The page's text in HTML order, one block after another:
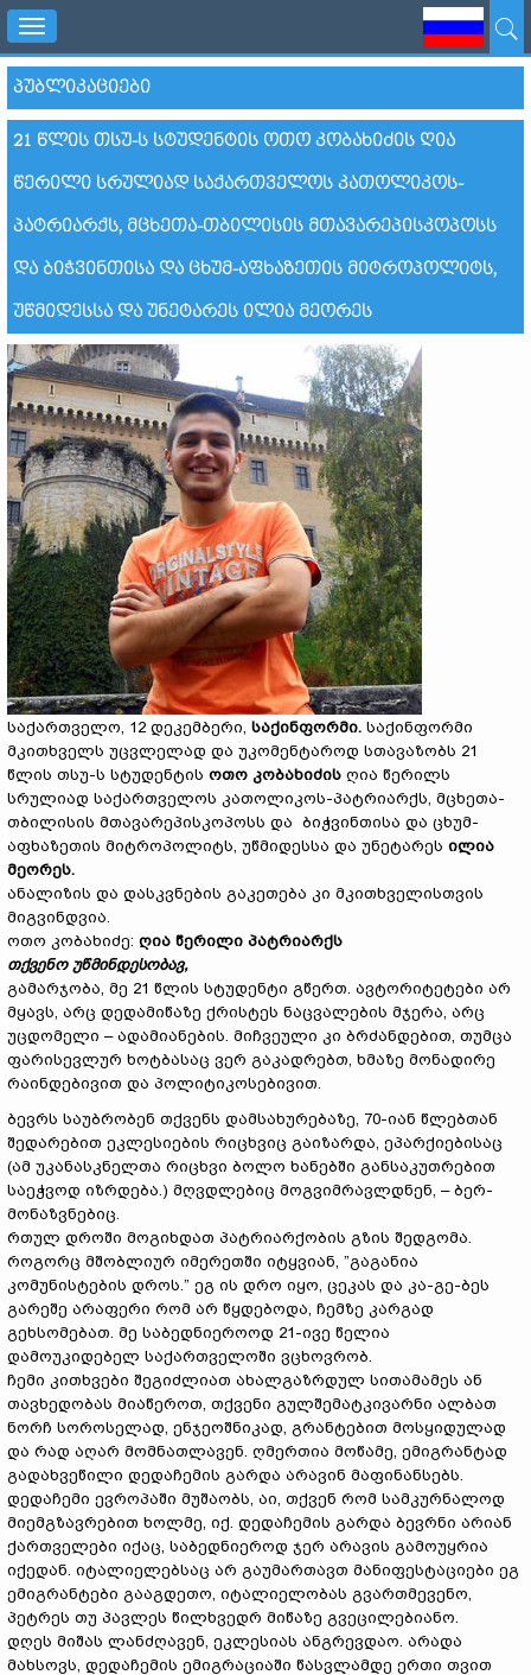
Toggle
navigation
ᲞᲣᲑᲚᲘᲙᲐᲪᲘᲔᲑᲘ
21 ᲬᲚᲘᲡ ᲗᲡᲣ-Ს ᲡᲢᲣᲓᲔᲜᲢᲘᲡ ᲝᲗᲝ ᲙᲝᲑᲐᲮᲘᲫᲘᲡ ᲦᲘᲐ
ᲬᲔᲠᲘᲚᲘ ᲡᲠᲣᲚᲘᲐᲓ ᲡᲐᲥᲐᲠᲗᲕᲔᲚᲝᲡ ᲙᲐᲗᲝᲚᲘᲙᲝᲡ-
ᲞᲐᲢᲠᲘᲐᲠᲥᲡ, ᲛᲪᲮᲔᲗᲐ-ᲗᲑᲘᲚᲘᲡᲘᲡ ᲛᲗᲐᲕᲐᲠᲔᲞᲘᲡᲙᲝᲞᲝᲡᲡ
ᲓᲐ ᲑᲘᲭᲕᲘᲜᲗᲘᲡᲐ ᲓᲐ ᲪᲮᲣᲛ-ᲐᲤᲮᲐᲖᲔᲗᲘᲡ ᲛᲘᲢᲠᲝᲞᲝᲚᲘᲢᲡ,
ᲣᲬᲛᲘᲓᲔᲡᲡᲐ ᲓᲐ ᲣᲜᲔᲢᲐᲠᲔᲡ ᲘᲚᲘᲐ ᲛᲔᲝᲠᲔᲡ
საქართველო, 12 დეკემბერი, საქინფორმი. საქინფორმი
მკითხველს უცვლელად და უკომენტაროდ სთავაზობს 21
წლის თსუ-ს სტუდენტის ოთო კობახიძის ღია წერილს
სრულიად საქართველოს კათოლიკოს-პატრიარქს, მცხეთა-
თბილისის მთავარეპისკოპოსს და ბიჭვინთისა და ცხუმ-
აფხაზეთის მიტროპოლიტს, უწმიდესსა და უნეტარეს ილია
მეორეს.
ანალიზის და დასკვნების გაკეთება კი მკითხველისთვის
მიგვინდვია.
ოთო კობახიძე: ღია წერილი პატრიარქს
თქვენო უწმინდესობავ,
გამარჯობა, მე 21 წლის სტუდენტი გწერთ. ავტორიტეტები არ
მყავს, არც დედამიწაზე ქრისტეს ნაცვალების მჯერა, არც
უცდომელი – ადამიანების. მიჩვეული კი ბრძანდებით, თუმცა
ფარისევლურ ხოტბასაც ვერ გაკადრებთ, ხმაზე მონადირე
რაინდებივით და პოლიტიკოსებივით.
ბევრს საუბრობენ თქვენს დამსახურებაზე, 70-იან წლებთან
შედარებით ეკლესიების რიცხვიც გაიზარდა, ეპარქიებისაც
(ამ უკანასკნელთა რიცხვი ბოლო ხანებში განსაკუთრებით
საეჭვოდ იზრდება.) მღვდლებიც მოგვიმრავლდნენ, – ბერ-
მონაზვნებიც.
რთულ დროში მოგიხდათ პატრიარქობის გზის შედგომა.
როგორც მშობლიურ იმერეთში იტყვიან, ”გაგანია
კომუნისტების დროს.” ეგ ის დრო იყო, ცეკას და კა-გე-ბეს
გარეშე არაფერი რომ არ წყდებოდა, ჩემზე კარგად
გეხსომებათ. მე საბედნიეროოდ 21-ივე წელია
დამოუკიდებელ საქართველოში ვცხოვრობ.
ჩემი კითხვები შეგიძლიათ ახალგაზრდულ სითამამეს ან
თავხედობას მიაწეროთ, თქვენი გულშემატკივარნი ალბათ
ნორჩ სოროსელად, ენჯეოშნიკად, გრანტებით მოსყიდულად
და რად აღარ მომნათლავენ. ღმერთია მოწამე, ემიგრანტად
გადახვეწილი დედაჩემის გარდა არავინ მაფინანსებს.
დედაჩემი ევროპაში მუშაობს, აი, თქვენ რომ სამკურნალოდ
მიემგზავრებით ხოლმე, იქ. დედაჩემის გარდა ბევრნი არიან
ქართველები იქაც, საბედნიეროდ ჯერ არავის გამოუყრია
იქედან. იტალიელებსაც არ გაუმართავთ მანიფესტაციები ეგ
ემიგრანტები გააგდეთო, იტალიელობას გვართმევენო,
პეტრეს თუ პავლეს წილხვედრ მიწაზე გვეცილებიანო.
დღეს მიშას ლანძღავენ, ეკლესიას ანგრევდაო. არადა
მახსოვს, დედაჩემის ემიგრაციაში წასვლამდე ერთი თვით